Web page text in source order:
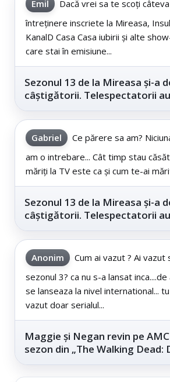
Emil
Dacă vrei sa te scoți
întreținere inscriete la Mireasa,
KanalD Casa Casa iubirii și alte
care stai în emisiune...
Sezonul 13 de la Mireasa și-a
câștigătorii. Telespectatorii
Gabriel
Ce părere sa am?
am o intrebare... Cât timp stau
măriți la TV este ca și cum te-ai
Sezonul 13 de la Mireasa și-a
câștigătorii. Telespectatorii
Anonim
Cum ai vazut ? Ai vazut
sezonul 3? ca nu s-a lansat
se lanseaza la nivel international...
vazut doar serialul...
Maggie și Negan revin pe
sezon din „The Walking Dead: